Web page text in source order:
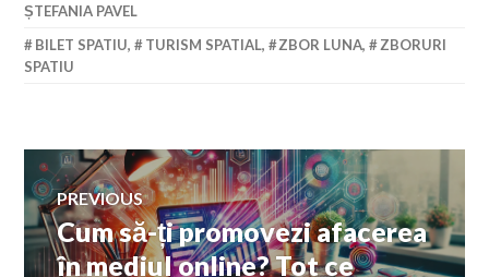
ȘTEFANIA PAVEL
BILET SPATIU, TURISM SPATIAL, ZBOR LUNA,
ZBORURI
SPATIU
Navigare
în
PREVIOUS
Previous
post:
Cum să-ți promovezi afacerea
în mediul online? Tot ce